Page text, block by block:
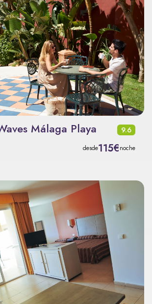
Málaga Playa 9.6
desde115€noche